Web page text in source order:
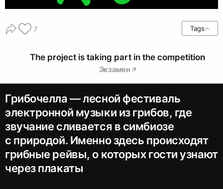
7 Tags
The project is taking part in the competition
Экзамен
Грибочелла — лесной фестиваль
электронной музыки из грибов, где
звучание сливается в симбиозе
с природой. Именно здесь происходят
грибные рейвы, о которых гости узнают
через плакаты